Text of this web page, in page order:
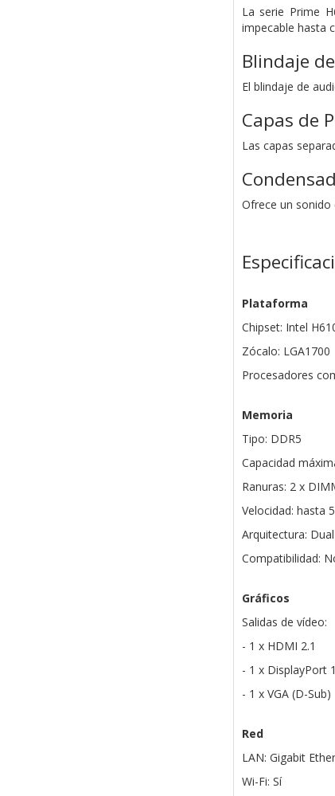
La serie Prime
impecable hasta
Blindaje
El blindaje de
Capas de
Las capas
Ofrece un sonido
Plataforma
Chipset: Intel
Zócalo: LGA1700
Procesadores
Memoria
Tipo: DDR5
Capacidad
Ranuras: 2 x
Velocidad: hasta
Arquitectura:
Compatibilidad:
Gráficos
Salidas de vídeo:
- 1 x HDMI 2.1
- 1 x DisplayPort
- 1 x VGA (D-Sub)
Red
LAN: Gigabit
Wi-Fi: Sí